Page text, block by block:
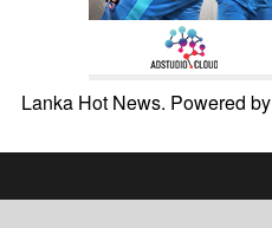
Lanka Hot News. Powered by